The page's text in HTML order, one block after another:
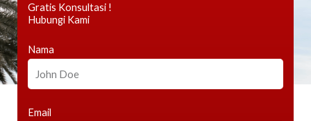
Gratis Konsultasi !
Hubungi Kami
Nama
Email